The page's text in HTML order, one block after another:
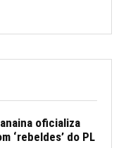
oficializa
‘rebeldes’ do PL